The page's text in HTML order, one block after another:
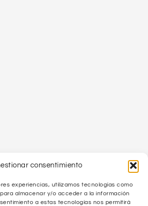
consentimiento
experiencias, utilizamos tecnologías como
almacenar y/o acceder a la información
a estas tecnologías nos permitirá